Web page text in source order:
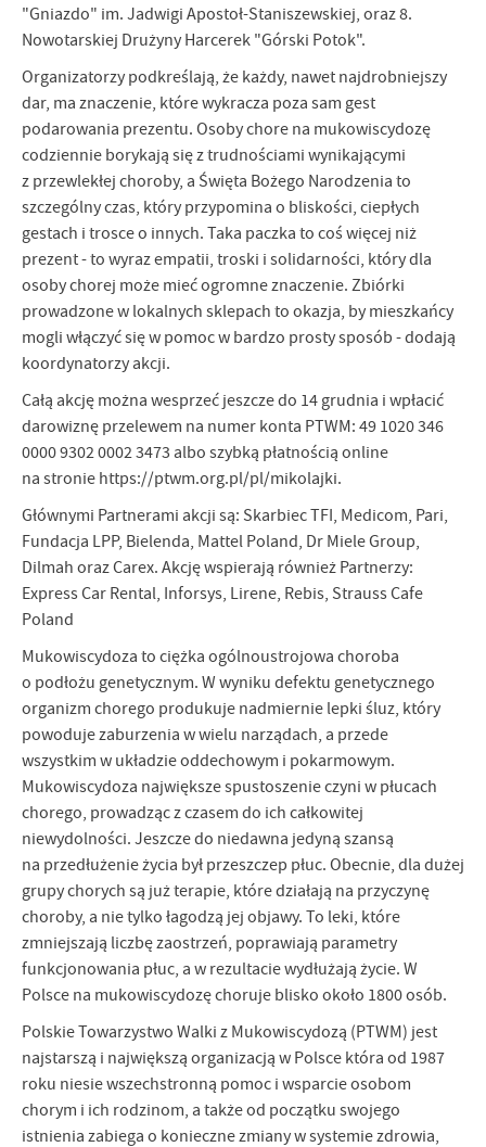
"Gniazdo" im. Jadwigi Apostoł-Staniszewskiej, oraz 8.
Nowotarskiej Drużyny Harcerek "Górski Potok".
Organizatorzy podkreślają, że każdy, nawet najdrobniejszy
dar, ma znaczenie, które wykracza poza sam gest
podarowania prezentu. Osoby chore na mukowiscydozę
codziennie borykają się z trudnościami wynikającymi
z przewlekłej choroby, a Święta Bożego Narodzenia to
szczególny czas, który przypomina o bliskości, ciepłych
gestach i trosce o innych. Taka paczka to coś więcej niż
prezent - to wyraz empatii, troski i solidarności, który dla
osoby chorej może mieć ogromne znaczenie. Zbiórki
prowadzone w lokalnych sklepach to okazja, by mieszkańcy
mogli włączyć się w pomoc w bardzo prosty sposób - dodają
koordynatorzy akcji.
Całą akcję można wesprzeć jeszcze do 14 grudnia i wpłacić
darowiznę przelewem na numer konta PTWM: 49 1020 346
0000 9302 0002 3473 albo szybką płatnością online
na stronie https://ptwm.org.pl/pl/mikolajki.
Głównymi Partnerami akcji są: Skarbiec TFI, Medicom, Pari,
Fundacja LPP, Bielenda, Mattel Poland, Dr Miele Group,
Dilmah oraz Carex. Akcję wspierają również Partnerzy:
Express Car Rental, Inforsys, Lirene, Rebis, Strauss Cafe
Poland
Mukowiscydoza to ciężka ogólnoustrojowa choroba
o podłożu genetycznym. W wyniku defektu genetycznego
organizm chorego produkuje nadmiernie lepki śluz, który
powoduje zaburzenia w wielu narządach, a przede
wszystkim w układzie oddechowym i pokarmowym.
Mukowiscydoza największe spustoszenie czyni w płucach
chorego, prowadząc z czasem do ich całkowitej
niewydolności. Jeszcze do niedawna jedyną szansą
na przedłużenie życia był przeszczep płuc. Obecnie, dla dużej
grupy chorych są już terapie, które działają na przyczynę
choroby, a nie tylko łagodzą jej objawy. To leki, które
zmniejszają liczbę zaostrzeń, poprawiają parametry
funkcjonowania płuc, a w rezultacie wydłużają życie. W
Polsce na mukowiscydozę choruje blisko około 1800 osób.
Polskie Towarzystwo Walki z Mukowiscydozą (PTWM) jest
najstarszą i największą organizacją w Polsce która od 1987
roku niesie wszechstronną pomoc i wsparcie osobom
chorym i ich rodzinom, a także od początku swojego
istnienia zabiega o konieczne zmiany w systemie zdrowia,